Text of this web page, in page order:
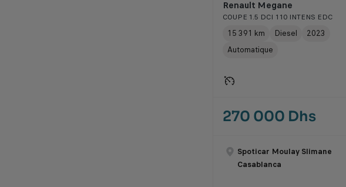
Renault Megane
COUPE 1.5 DCI 110 INTENS EDC
15 391 km Diesel
2023
Automatique
270 000 Dhs
Spoticar Moulay Slimane
Casablanca